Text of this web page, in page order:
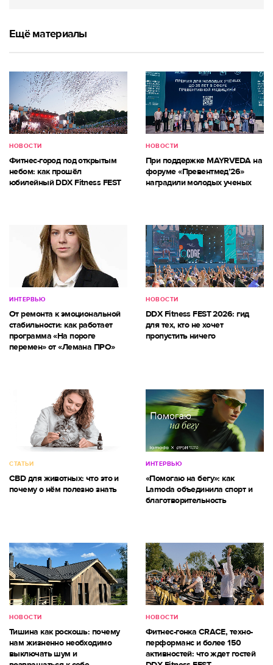
Ещё материалы
НОВОСТИ
Фитнес-город под открытым
небом: как прошёл
юбилейный DDX Fitness FEST
НОВОСТИ
При поддержке MAYRVEDA на
форуме «Превентмед’26»
наградили молодых ученых
ИНТЕРВЬЮ
От ремонта к эмоциональной
стабильности: как работает
программа «На пороге
перемен» от «Лемана ПРО»
НОВОСТИ
DDX Fitness FEST 2026: гид
для тех, кто не хочет
пропустить ничего
СТАТЬИ
CBD для животных: что это и
почему о нём полезно знать
ИНТЕРВЬЮ
«Помогаю на бегу»: как
Lamoda объединила спорт и
благотворительность
НОВОСТИ
Тишина как роскошь: почему
нам жизненно необходимо
выключать шум и
НОВОСТИ
Фитнес-гонка CRACE, техно-
перформанс и более 150
активностей: что ждет гостей